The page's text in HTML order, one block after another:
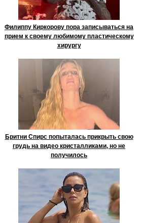
Филиппу Киркорову пора записываться на
прием к своему любимому пластическому
хирургу
Бритни Спирс попыталась прикрыть свою
грудь на видео кристалликами, но не
получилось